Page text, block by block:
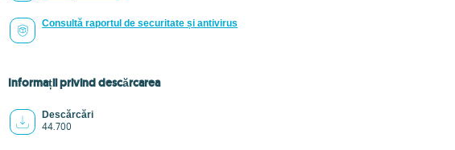
Consultă raportul de securitate și antivirus
Informații privind descărcarea
Descărcări
44.700